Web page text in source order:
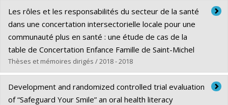
Diplômé(e) :Jones, Catherine M.
Cycle :Doctorat
Diplôme obtenu :Ph. D.
Lien vers le document dans Papyrus
Les rôles et les responsabilités du secteur de la santé
dans une concertation intersectorielle locale pour une
communauté plus en santé : une étude de cas de la
table de Concertation Enfance Famille de Saint-Michel
Thèses et mémoires dirigés / 2018 - 2018
Diplômé(e) :Demesier, Katia
Cycle :Maîtrise
Development and randomized controlled trial evaluation
of “Safeguard Your Smile” an oral health literacy